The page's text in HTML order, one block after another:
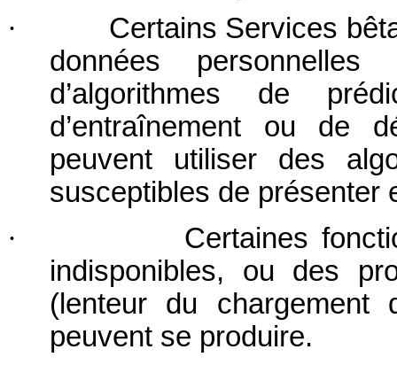
·
Certains Services
données
d’algorithmes de
d’entraînement ou de
peuvent utiliser des
susceptibles de présenter
·
Certaines
indisponibles, ou des
(lenteur du chargement
peuvent se produire.